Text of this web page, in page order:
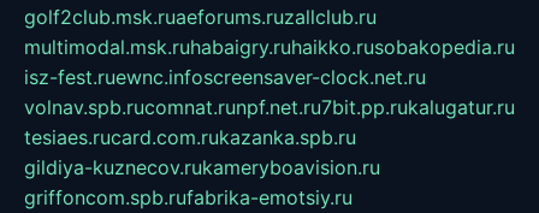
golf2club.msk.ruaeforums.ruzallclub.ru
multimodal.msk.ruhabaigry.ruhaikko.rusobakopedia.ru
isz-fest.ruewnc.infoscreensaver-clock.net.ru
volnav.spb.rucomnat.runpf.net.ru7bit.pp.rukalugatur.ru
tesiaes.rucard.com.rukazanka.spb.ru
gildiya-kuznecov.rukameryboavision.ru
griffoncom.spb.rufabrika-emotsiy.ru